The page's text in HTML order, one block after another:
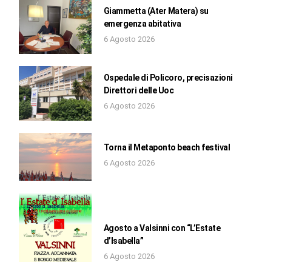
Giammetta (Ater Matera) su
emergenza abitativa
6 Agosto 2026
Ospedale di Policoro, precisazioni
Direttori delle Uoc
6 Agosto 2026
Torna il Metaponto beach festival
6 Agosto 2026
Agosto a Valsinni con “L’Estate
d’Isabella”
6 Agosto 2026